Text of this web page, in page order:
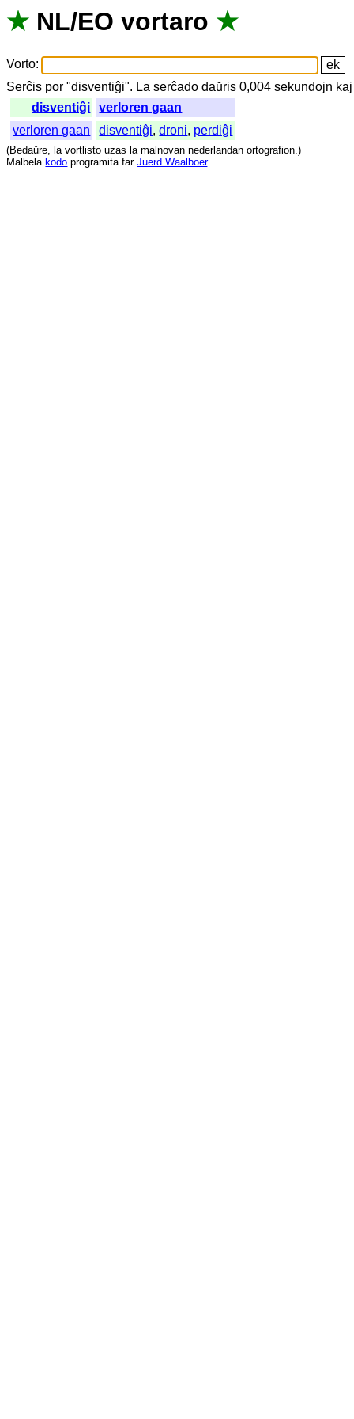
★ NL/EO vortaro ★
Vorto:
Serĉis por "disventiĝi". La serĉado daŭris 0,004sekundojn kaj
disventiĝi
verloren gaan
verloren gaan
disventiĝi,droni, perdiĝi
(Bedaŭre, la vortlisto uzas la malnovan nederlandan ortografion.)
Malbela kodo programita far Juerd Waalboer.